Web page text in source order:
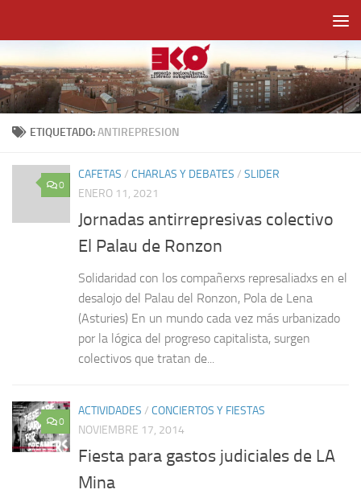
ETIQUETADO:ANTIREPRESION
0
CAFETAS / CHARLAS Y DEBATES / SLIDER
ENERO 11, 2021
Jornadas antirrepresivas colectivo
El Palau de Ronzon
Solidaridad con los compañerxs represaliadxs en el
desalojo del Palau del Ronzon, Pola de Lena
(Asturies) En un mundo cada vez más urbanizado
por la lógica del progreso capitalista, surgen
colectivos que tratan de...
0
ACTIVIDADES / CONCIERTOS Y FIESTAS
NOVIEMBRE 17, 2014
Fiesta para gastos judiciales de LA
Mina